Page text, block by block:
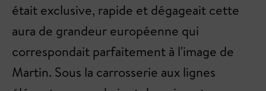
était exclusive, rapide et dégageait cette
aura de grandeur européenne qui
correspondait parfaitement à l'image de
Martin. Sous la carrosserie aux lignes